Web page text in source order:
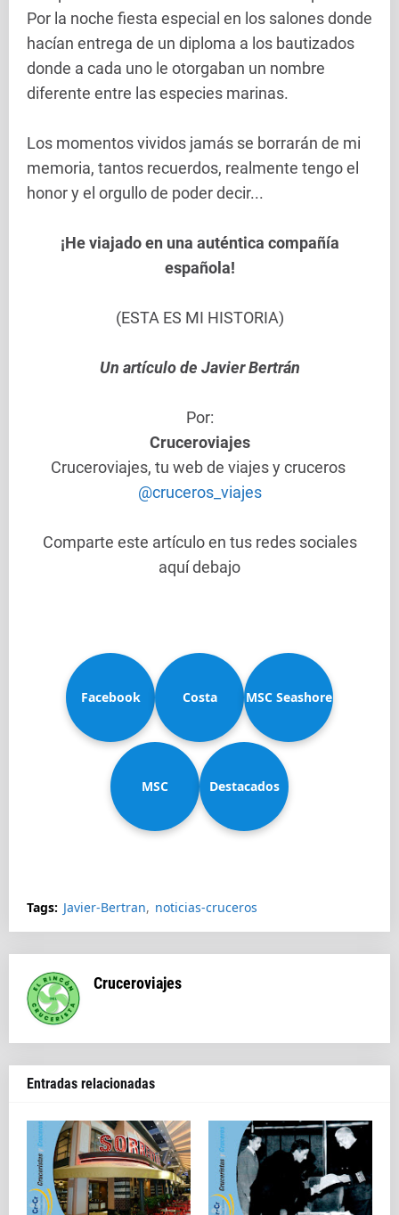
Por la noche fiesta especial en los salones donde
hacían entrega de un diploma a los bautizados
donde a cada uno le otorgaban un nombre
diferente entre las especies marinas.
Los momentos vividos jamás se borrarán de mi
memoria, tantos recuerdos, realmente tengo el
honor y el orgullo de poder decir...
¡He viajado en una auténtica compañía
española!
(ESTA ES MI HISTORIA)
Un artículo de Javier Bertrán
Por:
Cruceroviajes
Cruceroviajes, tu web de viajes y cruceros
@cruceros_viajes
Comparte este artículo en tus redes sociales
aquí debajo
Facebook Costa
Diadema
MSC Seashore
MSC Destacados
Tags: Javier-Bertran noticias-cruceros
Cruceroviajes
Entradas relacionadas